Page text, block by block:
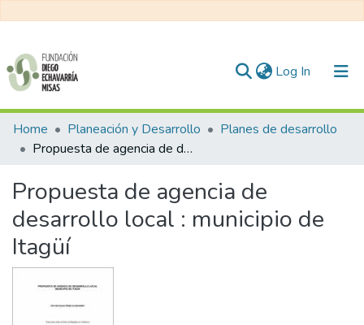
Log In (current)
Communities & Collections
All of DSpace
Statistics
Home Planeación y Desarrollo
Planes de desarrollo
Propuesta de agencia de desarrollo local : municipio de Itagüí
Propuesta de agencia de
desarrollo local : municipio de
Itagüí